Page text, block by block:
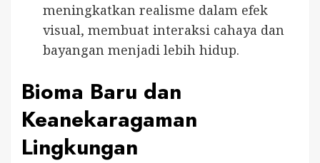
meningkatkan realisme dalam efek
visual, membuat interaksi cahaya dan
bayangan menjadi lebih hidup.
Bioma Baru dan
Keanekaragaman
Lingkungan